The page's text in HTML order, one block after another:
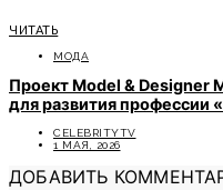
ЧИТАТЬ
МОДА
Проект Model & Designer
для развития профессии
CELEBRITYTV
1 МАЯ, 2026
ДОБАВИТЬ